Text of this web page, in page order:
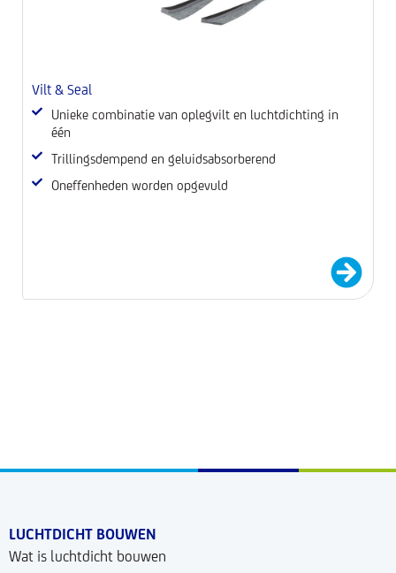
Vilt & Seal
Unieke combinatie van oplegvilt en luchtdichting in
één
Trillingsdempend en geluidsabsorberend
Oneffenheden worden opgevuld
LUCHTDICHT BOUWEN
Wat is luchtdicht bouwen